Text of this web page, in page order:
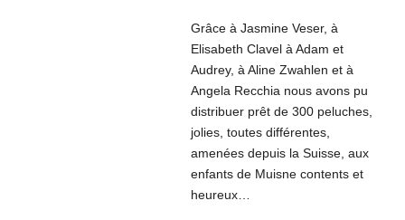
Grâce à Jasmine Veser, à
Elisabeth Clavel à Adam et
Audrey, à Aline Zwahlen et à
Angela Recchia nous avons pu
distribuer prêt de 300 peluches,
jolies, toutes différentes,
amenées depuis la Suisse, aux
enfants de Muisne contents et
heureux…